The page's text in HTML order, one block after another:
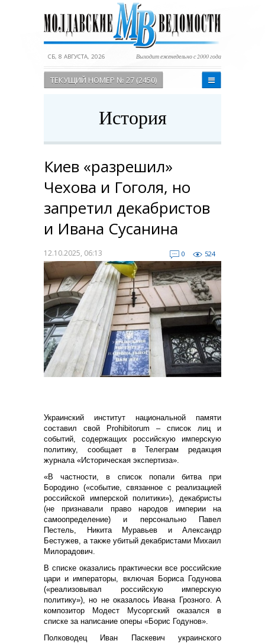
СБ, 8 АВГУСТА, 2026 Выходит еженедельно с 2000 года
ТЕКУЩИЙ НОМЕР № 27 (2450)
История
Киев «разрешил»
Чехова и Гоголя, но
запретил декабристов
и Ивана Сусанина
12.10.2025, 06:13 0 524
Украинский институт национальной памяти
составил свой Prohibitorum – список лиц и
событий, содержащих российскую имперскую
политику, сообщает в Телеграм редакция
журнала «Историческая экспертиза».
«В частности, в список попали битва при
Бородино («событие, связанное с реализацией
российской имперской политики»), декабристы
(не признавали право народов империи на
самоопределение) и персонально Павел
Пестель, Никита Муравьев и Александр
Бестужев, а также убитый декабристами Михаил
Милорадович.
В списке оказались практически все российские
цари и императоры, включая Бориса Годунова
(«реализовывал российскую имперскую
политику»), но не оказалось Ивана Грозного. А
композитор Модест Мусоргский оказался в
списке за написание оперы «Борис Годунов».
Полководец Иван Паскевич украинского